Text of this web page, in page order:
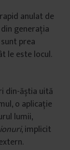
anulat de
generația
prea
le este locul.
din-ăștia uită
o aplicație
lumii,
, implicit